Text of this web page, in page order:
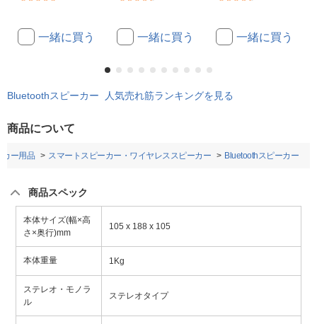
一緒に買う 一緒に買う 一緒に買う
Bluetoothスピーカー 人気売れ筋ランキングを見る
商品について
カー用品 スマートスピーカー・ワイヤレススピーカー Bluetoothスピーカー
商品スペック
本体サイズ(幅×高
さ×奥行)mm
105 x 188 x 105
本体重量 1Kg
ステレオ・モノラ
ル
ステレオタイプ